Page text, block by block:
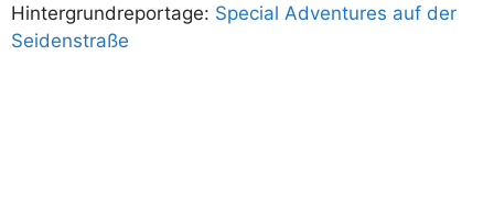
Hintergrundreportage: Special Adventures auf der
Seidenstraße